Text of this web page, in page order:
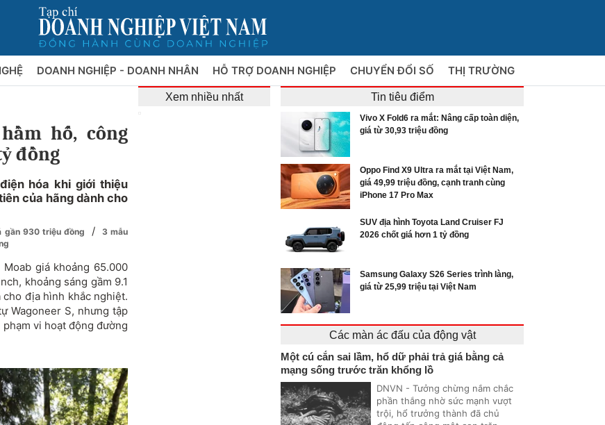
DOANH NGHIỆP - DOANH NHÂN HỖ TRỢ DOANH NGHIỆP CHUYỂN ĐỔI SỐ THỊ TRƯỜNG
hố, công
đồng
hóa khi giới thiệu
của hãng dành cho
gần 930 triệu đồng /
3 mẫu
giá khoảng 65.000
khoảng sáng gầm 9.1
địa hình khắc nghiệt.
Wagoneer S, nhưng tập
vi hoạt động đường
Xem nhiều nhất Tin tiêu điểm
Vivo X Fold6 ra mắt: Nâng cấp toàn diện,
giá từ 30,93 triệu đồng
Oppo Find X9 Ultra ra mắt tại Việt Nam,
giá 49,99 triệu đồng, cạnh tranh cùng
iPhone 17 Pro Max
SUV địa hình Toyota Land Cruiser FJ
2026 chốt giá hơn 1 tỷ đồng
Samsung Galaxy S26 Series trình làng,
giá từ 25,99 triệu tại Việt Nam
Các màn ác đấu của động vật
Một cú cắn sai lầm, hổ dữ phải trả giá bằng cả
mạng sống trước trăn khổng lồ
DNVN - Tưởng chừng nắm chắc
phần thắng nhờ sức mạnh vượt
trội, hổ trưởng thành đã chủ